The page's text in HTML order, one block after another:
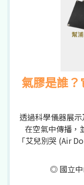
氣膠是誰
透過科學儀器展
在空氣中傳播，
「艾兒別哭 (Air
◎ 國立中